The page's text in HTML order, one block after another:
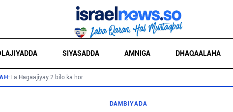
SIYASADDA AMNIGA DHAQAALAHA
• La Hagaajiyay 2 bilo ka hor
DAMBIYADA